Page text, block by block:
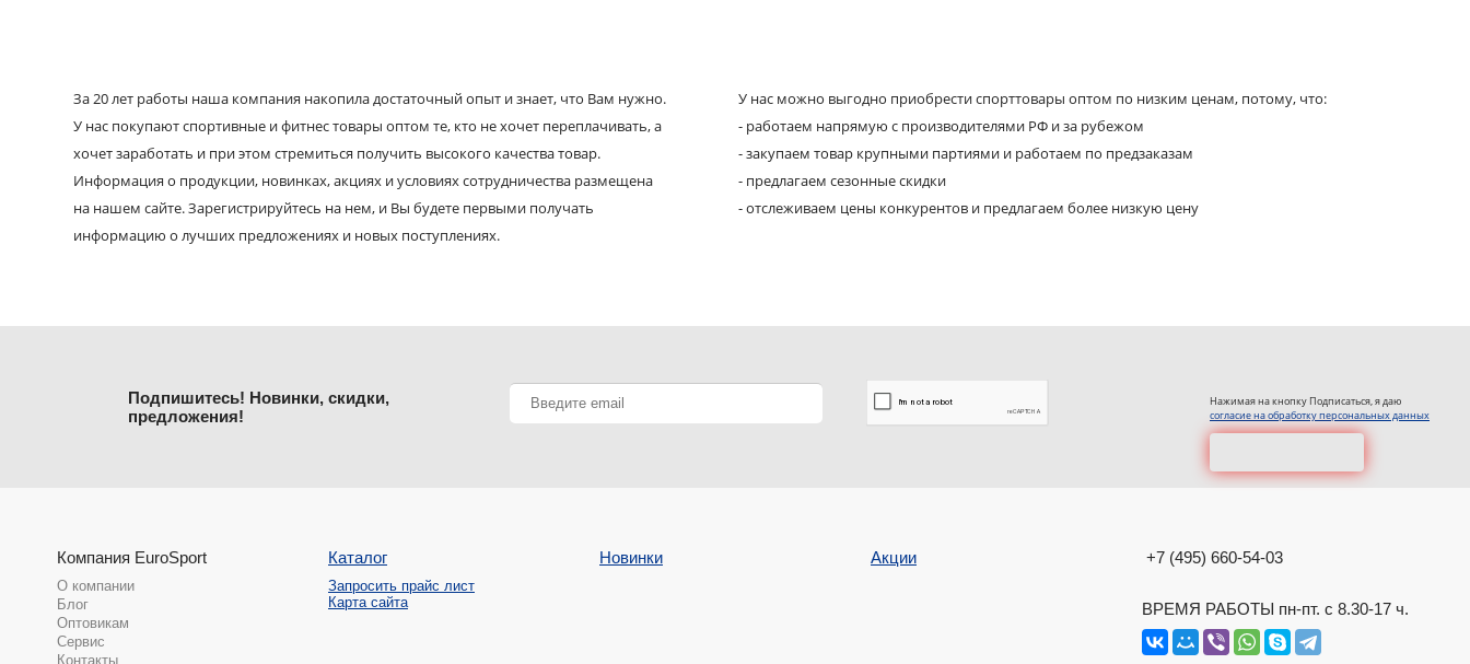
За 20 лет работы наша компания накопила достаточный опыт и знает, что Вам нужно.
У нас покупают спортивные и фитнес товары оптом те, кто не хочет переплачивать, а
хочет заработать и при этом стремиться получить высокого качества товар.
Информация о продукции, новинках, акциях и условиях сотрудничества размещена
на нашем сайте. Зарегистрируйтесь на нем, и Вы будете первыми получать
информацию о лучших предложениях и новых поступлениях.
У нас можно выгодно приобрести спорттовары оптом по низким ценам, потому, что:
- работаем напрямую с производителями РФ и за рубежом
- закупаем товар крупными партиями и работаем по предзаказам
- предлагаем сезонные скидки
- отслеживаем цены конкурентов и предлагаем более низкую цену
Нажимая на кнопку Подписаться, я даю
согласие на обработку персональных данных
Подпишитесь! Новинки, скидки,
предложения!
Компания EuroSport
О компании
Блог
Оптовикам
Сервис
Контакты
Каталог
Запросить прайс лист
Карта сайта
Новинки Акции +7 (495) 660-54-03
ВРЕМЯ РАБОТЫ пн-пт. с 8.30-17 ч.